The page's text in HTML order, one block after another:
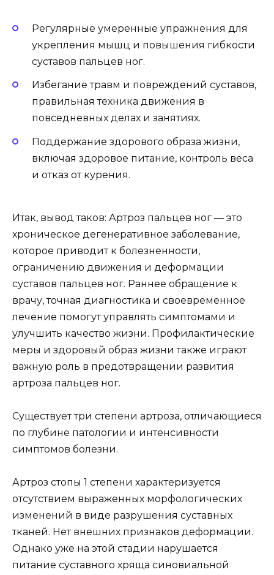
Регулярные умеренные упражнения для
укрепления мышц и повышения гибкости
суставов пальцев ног.
Избегание травм и повреждений суставов,
правильная техника движения в
повседневных делах и занятиях.
Поддержание здорового образа жизни,
включая здоровое питание, контроль веса
и отказ от курения.
Итак, вывод таков: Артроз пальцев ног — это
хроническое дегенеративное заболевание,
которое приводит к болезненности,
ограничению движения и деформации
суставов пальцев ног. Раннее обращение к
врачу, точная диагностика и своевременное
лечение помогут управлять симптомами и
улучшить качество жизни. Профилактические
меры и здоровый образ жизни также играют
важную роль в предотвращении развития
артроза пальцев ног.
Существует три степени артроза, отличающиеся
по глубине патологии и интенсивности
симптомов болезни.
Артроз стопы 1 степени характеризуется
отсутствием выраженных морфологических
изменений в виде разрушения суставных
тканей. Нет внешних признаков деформации.
Однако уже на этой стадии нарушается
питание суставного хряща синовиальной